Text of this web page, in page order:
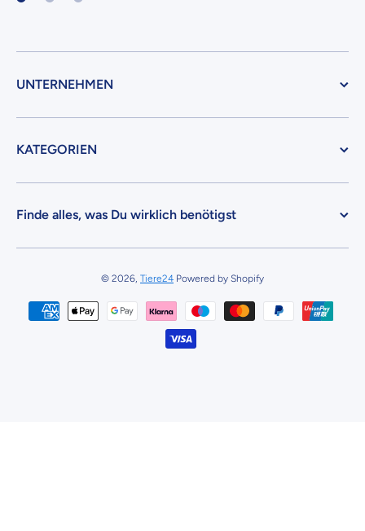
UNTERNEHMEN
KATEGORIEN
Finde alles, was Du wirklich benötigst
© 2026, Tiere24 Powered by Shopify
Zahlungsmethoden